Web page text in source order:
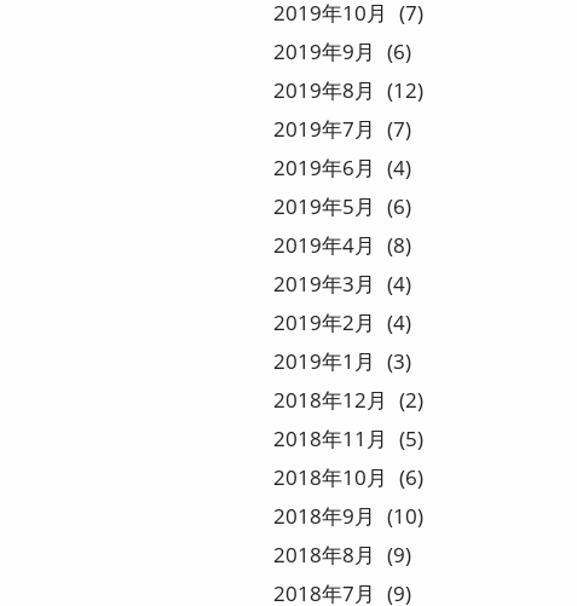
2019
10
7
2019
9
6
2019
8
12
2019
7
7
2019
6
4
2019
5
6
2019
4
8
2019
3
4
2019
2
4
2019
1
3
2018
12
2
2018
11
5
2018
10
6
2018
9
10
2018
8
9
2018
7 9